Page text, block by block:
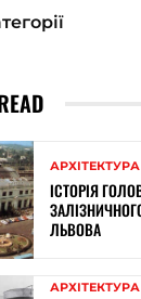
АРХІТЕКТУРА
ІСТОРІЯ
ЛЬВОВА
АРХІТЕКТУРА